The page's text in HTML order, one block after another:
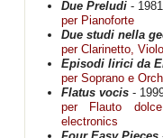
Due Preludi - 1981
per Pianoforte
Due studi nella
per Clarinetto,
Episodi lirici da
per Soprano e
Flatus vocis -
per Flauto
electronics